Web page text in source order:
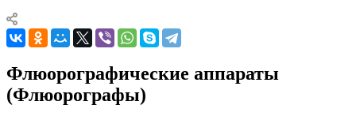
Флюорографические аппараты
(Флюорографы)